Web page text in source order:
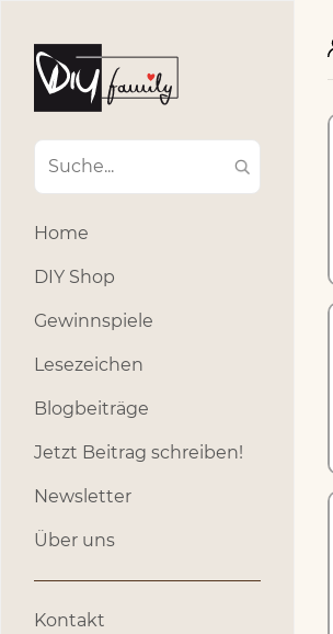
Home
DIY Shop
Gewinnspiele
Lesezeichen
Blogbeiträge
Jetzt Beitrag schreiben!
Newsletter
Über uns
Kontakt